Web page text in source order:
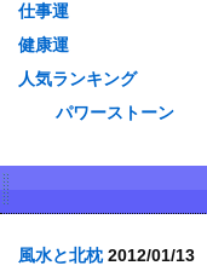
仕事運
健康運
人気ランキング
パワーストーン
風水と北枕 2012/01/13